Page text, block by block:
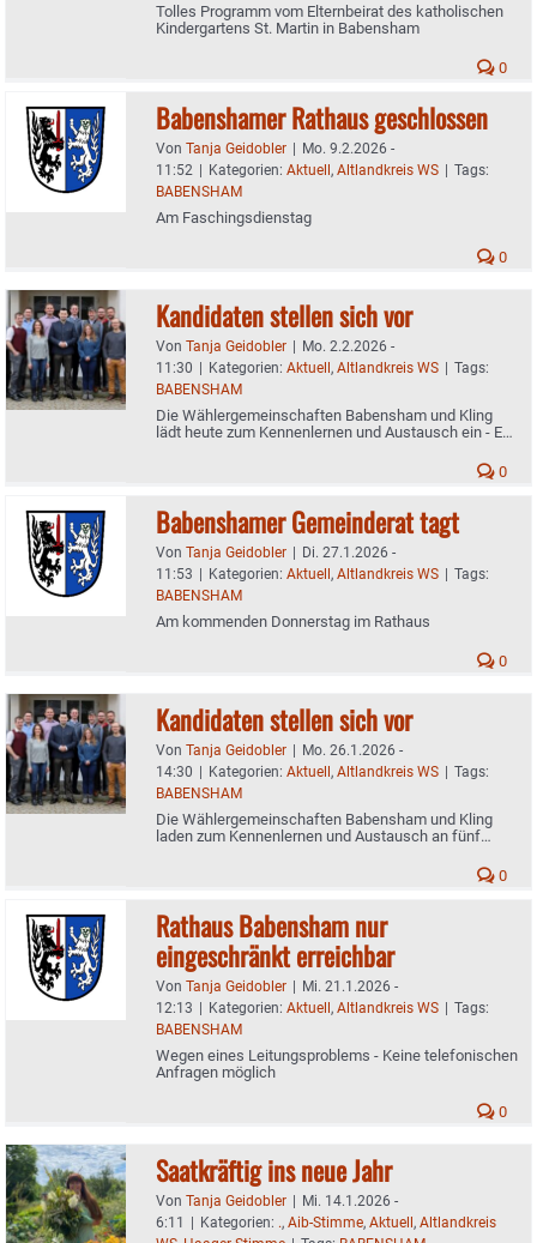
Tolles Programm vom Elternbeirat des katholischen
Kindergartens St. Martin in Babensham
0
Babenshamer Rathaus geschlossen
Von Tanja Geidobler | Mo. 9.2.2026 -
11:52 | Kategorien: Aktuell, Altlandkreis WS | Tags:
BABENSHAM
Am Faschingsdienstag
0
Kandidaten stellen sich vor
Von Tanja Geidobler | Mo. 2.2.2026 -
11:30 | Kategorien: Aktuell, Altlandkreis WS | Tags:
BABENSHAM
Die Wählergemeinschaften Babensham und Kling
lädt heute zum Kennenlernen und Austausch ein - Es
0
Babenshamer Gemeinderat tagt
Von Tanja Geidobler | Di. 27.1.2026 -
11:53 | Kategorien: Aktuell, Altlandkreis WS | Tags:
BABENSHAM
Am kommenden Donnerstag im Rathaus
0
Kandidaten stellen sich vor
Von Tanja Geidobler | Mo. 26.1.2026 -
14:30 | Kategorien: Aktuell, Altlandkreis WS | Tags:
BABENSHAM
Die Wählergemeinschaften Babensham und Kling
laden zum Kennenlernen und Austausch an fünf
0
Rathaus Babensham nur
eingeschränkt erreichbar
Von Tanja Geidobler | Mi. 21.1.2026 -
12:13 | Kategorien: Aktuell, Altlandkreis WS | Tags:
BABENSHAM
Wegen eines Leitungsproblems - Keine telefonischen
Anfragen möglich
0
Saatkräftig ins neue Jahr
Von Tanja Geidobler | Mi. 14.1.2026 -
6:11 | Kategorien: ., Aib-Stimme, Aktuell, Altlandkreis